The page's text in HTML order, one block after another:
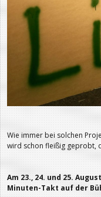
Wie immer bei solchen
wird schon fleißig geprobt,
Am 23., 24. und 25.
Minuten-Takt auf der